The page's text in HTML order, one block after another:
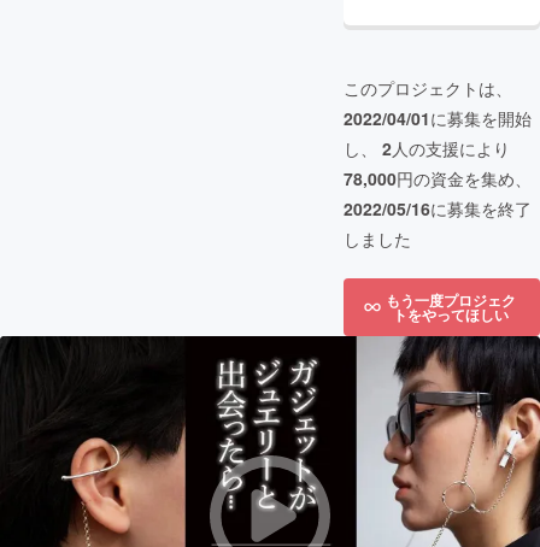
このプロジェクトは、
2022/04/01に募集を開始
し、 2人の支援により
78,000円の資金を集め、
2022/05/16に募集を終了
しました
もう一度プロジェク
トをやってほしい